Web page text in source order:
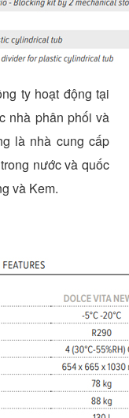
ty hoạt động tại
nhà phân phối và
là nhà cung cấp
nước và quốc
và Kem.